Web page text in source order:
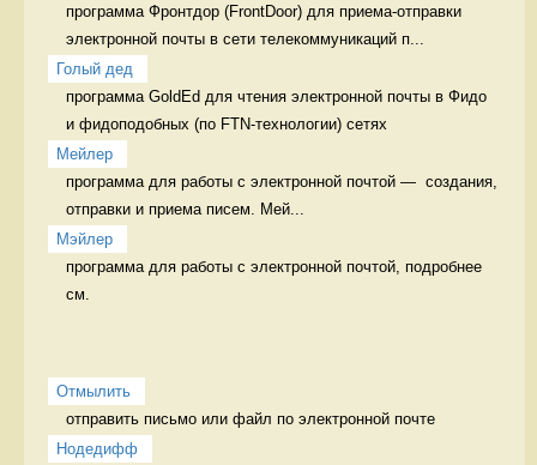
программа Фронтдор (FrontDoor) для приема-отправки
электронной почты в сети телекоммуникаций п...
Голый дед
программа GoldEd для чтения электронной почты в Фидо
и фидоподобных (по FTN-технологии) сетях
Мейлер
программа для работы с электронной почтой —  создания,
отправки и приема писем. Мей...
Мэйлер
программа для работы с электронной почтой, подробнее
см.
Отмылить
отправить письмо или файл по электронной почте
Нодедифф